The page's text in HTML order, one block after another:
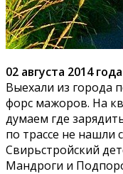
02 августа 2014
Выехали из города
форс мажоров. На
думаем где
по трассе не нашли
Свирьстройский
Мандроги и